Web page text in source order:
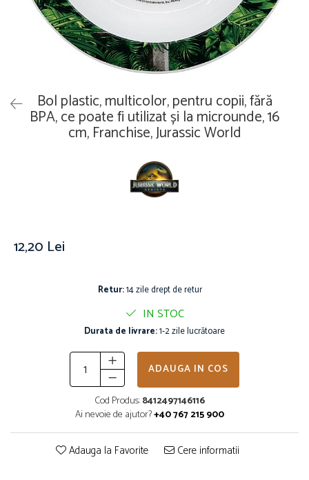
Covoare
Lămpi de veghe
Organizare și depozitare
Ceasuri de mână
Ceasuri de perete
Jucării magnetice
Bluze și jachete copii
Compleuri copii
Costume de baie
Căciuli, fulare, mănuși
Hanorace
Îmbrăcăminte
Căciuli și șepci
Jachete și geci bărbați
Șosete Adulti
Șosete bărbați
Bol plastic, multicolor, pentru copii, fără
BPA, ce poate fi utilizat și la microunde, 16
cm, Franchise, Jurassic World
12,20 Lei
Retur:14 zile drept de retur
IN STOC
Durata de livrare:1-2 zile lucrătoare
ADAUGA IN COS
Cod Produs:8412497146116
Ai nevoie de ajutor?+40 767 215 900
Adauga la Favorite Cere informatii